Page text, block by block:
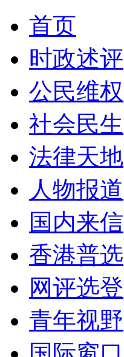
首页
时政述评
公民维权
社会民生
法律天地
人物报道
国内来信
香港普选
网评选登
青年视野